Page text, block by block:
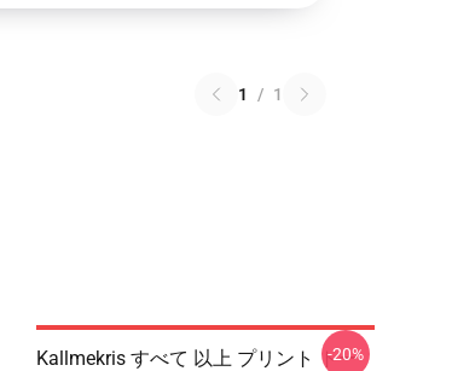
1 / 1
Kallmekris すべて 以上 プリント トー
-20%